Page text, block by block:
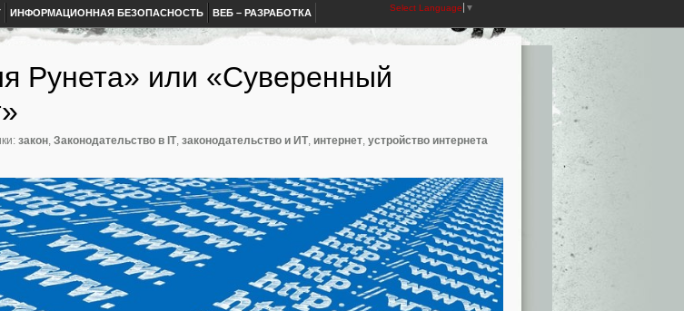
ИНФОРМАЦИОННАЯ БЕЗОПАСНОСТЬ ВЕБ – РАЗРАБОТКА Select Language ▼
Рунета» или «Суверенный
закон, Законодательство в IT, законодательство и ИТ, интернет, устройство интернета